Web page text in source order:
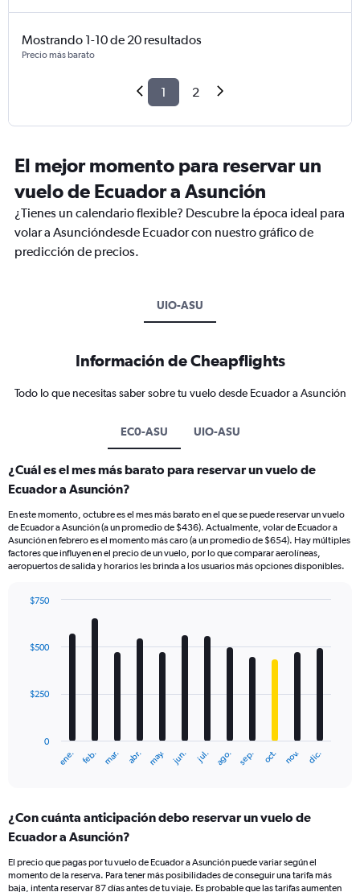
Mostrando 1-10 de 20 resultados
Precio más barato
1 2
El mejor momento para reservar un
vuelo de Ecuador a Asunción
¿Tienes un calendario flexible? Descubre la época ideal para
volar a Asuncióndesde Ecuador con nuestro gráfico de
predicción de precios.
UIO-ASU
Información de Cheapflights
Todo lo que necesitas saber sobre tu vuelo desde Ecuador a Asunción
EC0-ASU UIO-ASU
¿Cuál es el mes más barato para reservar un vuelo de
Ecuador a Asunción?
En este momento, octubre es el mes más barato en el que se puede reservar un vuelo
de Ecuador a Asunción (a un promedio de $436). Actualmente, volar de Ecuador a
Asunción en febrero es el momento más caro (a un promedio de $654). Hay múltiples
factores que influyen en el precio de un vuelo, por lo que comparar aerolíneas,
aeropuertos de salida y horarios les brinda a los usuarios más opciones disponibles.
with
12
The
Range:
12
The
chart
ene. feb. mar. abr. may. jun. jul. ago. sep. oct. nov. dic.
0
$250
$500
$750
¿Con cuánta anticipación debo reservar un vuelo de
Ecuador a Asunción?
El precio que pagas por tu vuelo de Ecuador a Asunción puede variar según el
momento de la reserva. Para tener más posibilidades de conseguir una tarifa más
baja, intenta reservar 87 días antes de tu viaje. Es probable que las tarifas aumenten